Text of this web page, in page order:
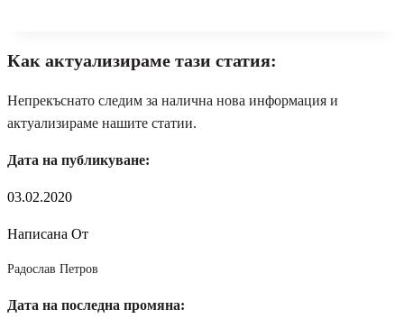
Как актуализираме тази статия:
Непрекъснато следим за налична нова информация и
актуализираме нашите статии.
Дата на публикуване:
03.02.2020
Написана От
Радослав Петров
Дата на последна промяна: